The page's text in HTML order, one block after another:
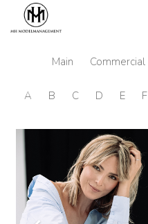
Main Commercial
A B C D E F